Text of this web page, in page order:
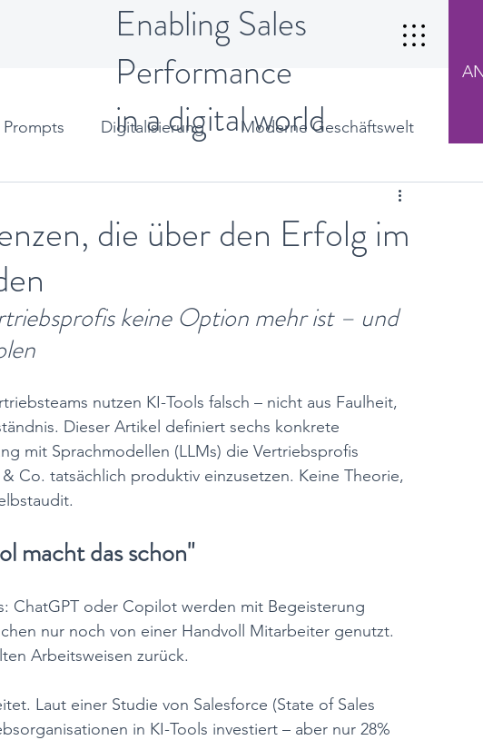
Enabling Sales
Performance
in a digital world
Prompts Digitalisierung Moderne Geschäftswelt
die über den Erfolg im
keine Option mehr ist – und
nutzen KI-Tools falsch – nicht aus Faulheit,
Dieser Artikel definiert sechs konkrete
mit Sprachmodellen (LLMs) die Vertriebsprofis
Co. tatsächlich produktiv einzusetzen. Keine Theorie,
macht das schon"
ChatGPT oder Copilot werden mit Begeisterung
nur noch von einer Handvoll Mitarbeiter genutzt.
Arbeitsweisen zurück.
Laut einer Studie von Salesforce (State of Sales
in KI-Tools investiert – aber nur 28%